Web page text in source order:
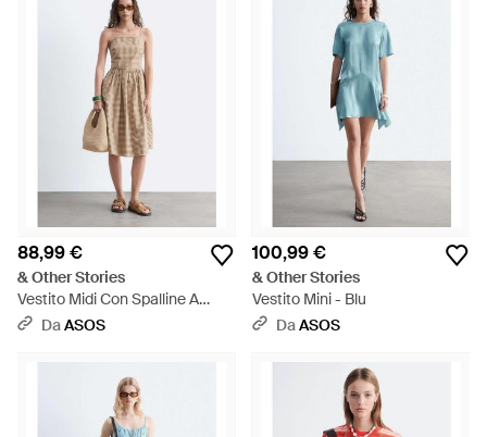
88,99 €
& Other Stories
Vestito Midi Con Spalline A
Quadretti Marroni - Bianco
DaASOS
100,99 €
& Other Stories
Vestito Mini - Blu
DaASOS